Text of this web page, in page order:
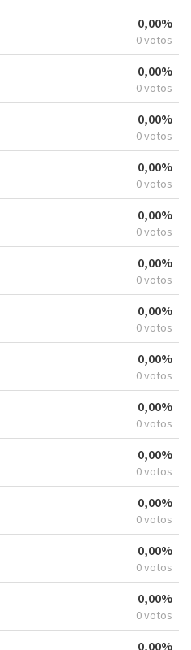
0,00%
0 votos
0,00%
0 votos
0,00%
0 votos
0,00%
0 votos
0,00%
0 votos
0,00%
0 votos
0,00%
0 votos
0,00%
0 votos
0,00%
0 votos
0,00%
0 votos
0,00%
0 votos
0,00%
0 votos
0,00%
0 votos
0,00%